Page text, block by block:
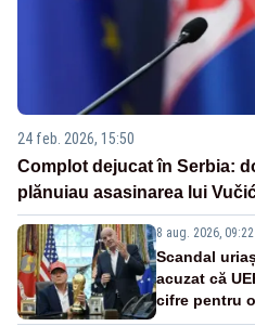
24 feb. 2026, 15:50
Complot dejucat în Serbia:
plănuiau asasinarea lui
8 aug. 2026, 09:22
Scandal
acuzat că
cifre pentru